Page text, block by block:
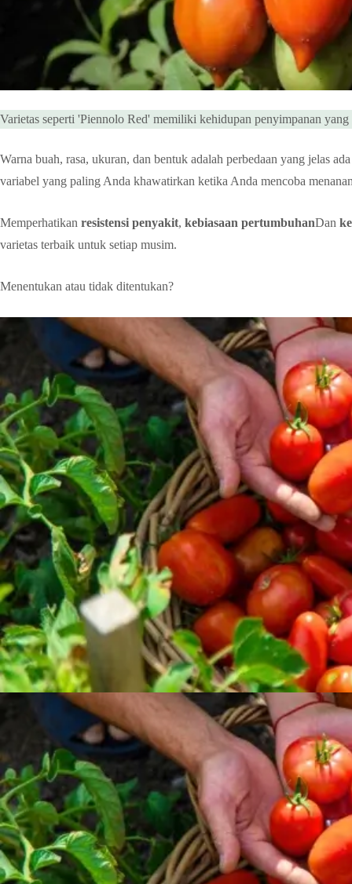
Varietas seperti 'Piennolo Red' memiliki kehidupan penyimpanan yang
Warna buah, rasa, ukuran, dan bentuk adalah perbedaan yang jelas
variabel yang paling Anda khawatirkan ketika Anda mencoba
Memperhatikan resistensi penyakit, kebiasaan pertumbuhanDan
varietas terbaik untuk setiap musim.
Menentukan atau tidak ditentukan?